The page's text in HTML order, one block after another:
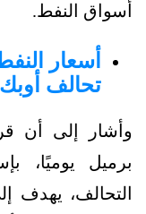
أسواق النفط.
تحالف
وأشار إلى أن
برميل يوميًا،
التحالف، يهدف